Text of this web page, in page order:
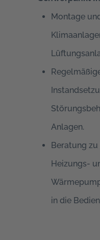
Montage
Anlagen.
Beratung
Heizungs-
in die